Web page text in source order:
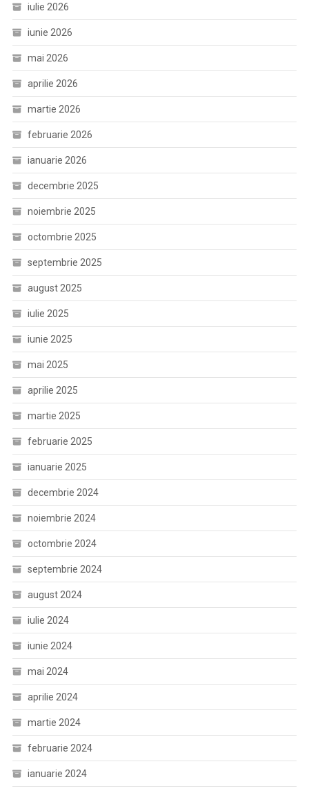
iulie 2026
iunie 2026
mai 2026
aprilie 2026
martie 2026
februarie 2026
ianuarie 2026
decembrie 2025
noiembrie 2025
octombrie 2025
septembrie 2025
august 2025
iulie 2025
iunie 2025
mai 2025
aprilie 2025
martie 2025
februarie 2025
ianuarie 2025
decembrie 2024
noiembrie 2024
octombrie 2024
septembrie 2024
august 2024
iulie 2024
iunie 2024
mai 2024
aprilie 2024
martie 2024
februarie 2024
ianuarie 2024